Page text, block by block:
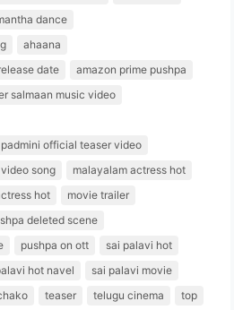
dance
ahaana
date
amazon prime pushpa
salmaan music video
official teaser video
song
malayalam actress hot
hot
movie trailer
deleted scene
pushpa on ott
sai palavi hot
hot navel
sai palavi movie
teaser telugu cinema top